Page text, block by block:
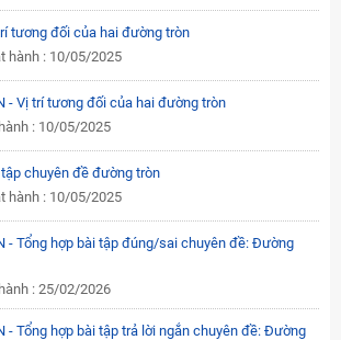
tương đối của hai đường tròn
hành : 10/05/2025
- Vị trí tương đối của hai đường tròn
: 10/05/2025
chuyên đề đường tròn
hành : 10/05/2025
- Tổng hợp bài tập đúng/sai chuyên đề: Đường
: 25/02/2026
- Tổng hợp bài tập trả lời ngắn chuyên đề: Đường